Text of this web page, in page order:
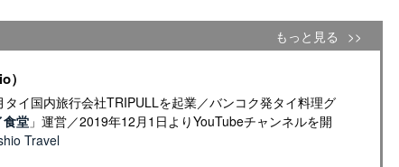
もっと見る
イ国内旅行会社TRIPULLを起業／バンコク発タイ料理グ
食堂」運営／2019年12月1日よりYouTubeチャンネルを開
Travel